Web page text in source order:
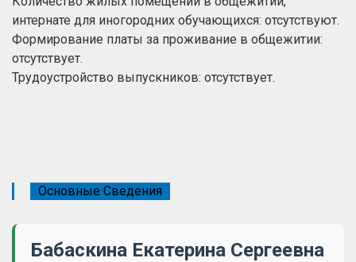
интернате для иногородних обучающихся: отсутствуют.
Формирование платы за проживание в общежитии:
отсутствует.
Трудоустройство выпускников: отсутствует.
Основные Сведения
Бабаскина Екатерина Сергеевна